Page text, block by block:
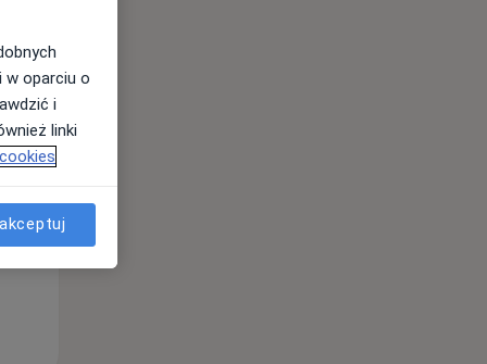
Wt,
w oparciu o
i
linki